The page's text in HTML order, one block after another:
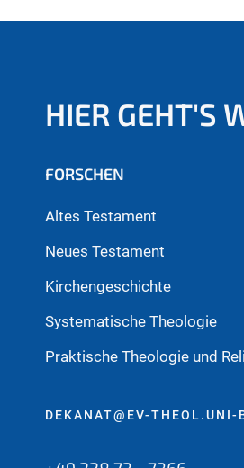
HIER GEHT'S
FORSCHEN
Altes Testament
Neues Testament
Kirchengeschichte
Systematische Theologie
Praktische Theologie und
DEKANAT@EV-THEOL.UNI-